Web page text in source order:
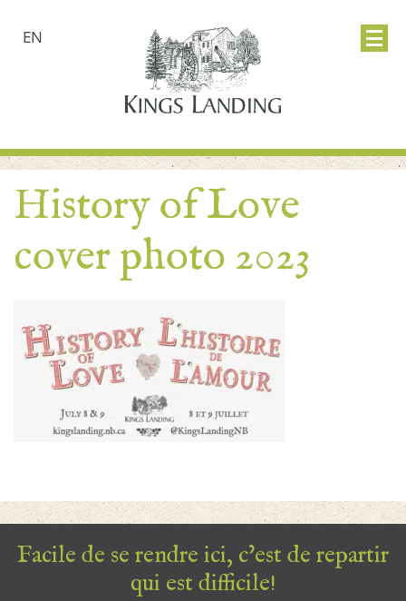
EN
History of Love
cover photo 2023
Facile de se rendre ici, c’est de repartir
qui est difficile!